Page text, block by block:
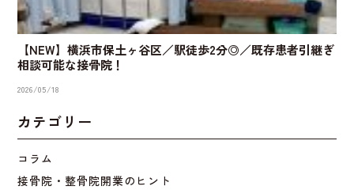
【NEW】横浜市保土ヶ谷区／駅徒歩2分◎／既存患者引継ぎ
相談可能な接骨院！
2026/05/18
カテゴリー
コラム
接骨院・整骨院開業のヒント